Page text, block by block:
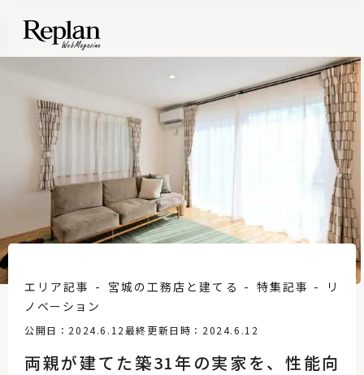
両親が建てた築31年の実家を、性能向
公開日：2024.6.12最終更新日時：2024.6.12
エリア記事 宮城の工務店と建てる 特集記事
リ
ノベーション